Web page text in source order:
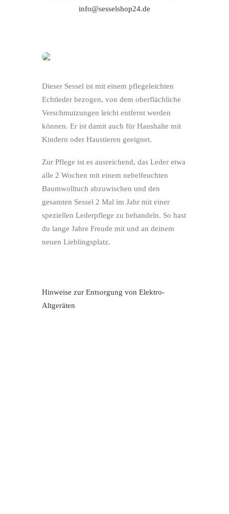
info@sesselshop24.de
Dieser Sessel ist mit einem pflegeleichten
Echtleder bezogen, von dem oberflächliche
Verschmutzungen leicht entfernt werden
können. Er ist damit auch für Haushalte mit
Kindern oder Haustieren geeignet.
Zur Pflege ist es ausreichend, das Leder etwa
alle 2 Wochen mit einem nebelfeuchten
Baumwolltuch abzuwischen und den
gesamten Sessel 2 Mal im Jahr mit einer
speziellen Lederpflege zu behandeln. So hast
du lange Jahre Freude mit und an deinem
neuen Lieblingsplatz.
Hinweise zur Entsorgung von Elektro-
Altgeräten